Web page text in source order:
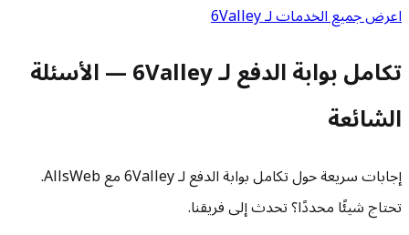
اعرض جميع الخدمات لـ 6Valley
تكامل بوابة الدفع لـ 6Valley — الأسئلة
الشائعة
إجابات سريعة حول تكامل بوابة الدفع لـ 6Valley مع AllsWeb.
تحتاج شيئًا محددًا؟ تحدث إلى فريقنا.